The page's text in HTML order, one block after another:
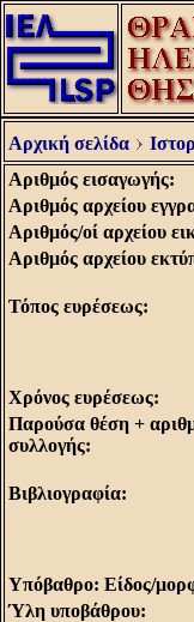
Αρχική σελίδα
Αριθμός εισαγωγής:
Αριθμός αρχείου
Αριθμός/οί αρχείου
Αριθμός αρχείου
Τόπος ευρέσεως:
Χρόνος ευρέσεως:
Παρούσα θέση +
συλλογής:
Βιβλιογραφία:
Υπόβαθρο: Είδος/
Ύλη υποβάθρου: